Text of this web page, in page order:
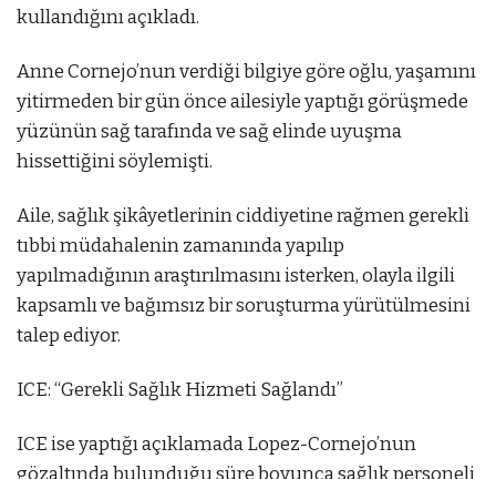
kullandığını açıkladı.
Anne Cornejo’nun verdiği bilgiye göre oğlu, yaşamını
yitirmeden bir gün önce ailesiyle yaptığı görüşmede
yüzünün sağ tarafında ve sağ elinde uyuşma
hissettiğini söylemişti.
Aile, sağlık şikâyetlerinin ciddiyetine rağmen gerekli
tıbbi müdahalenin zamanında yapılıp
yapılmadığının araştırılmasını isterken, olayla ilgili
kapsamlı ve bağımsız bir soruşturma yürütülmesini
talep ediyor.
ICE: “Gerekli Sağlık Hizmeti Sağlandı”
ICE ise yaptığı açıklamada Lopez-Cornejo’nun
gözaltında bulunduğu süre boyunca sağlık personeli